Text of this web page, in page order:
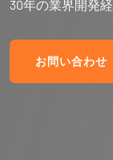
は、常に私たち
お問い合わせ
30年の業界開発
お問い合わせ
競争力のある価